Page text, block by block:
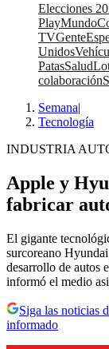
Elecciones
PlayMundo
TVGente
Unidos
PatasSalud
colaboración
Semana|
Tecnología
INDUSTRIA
Apple y
fabricar
El gigante
surcoreano
desarrollo de autos
informó el medio
Siga las noticias
informado